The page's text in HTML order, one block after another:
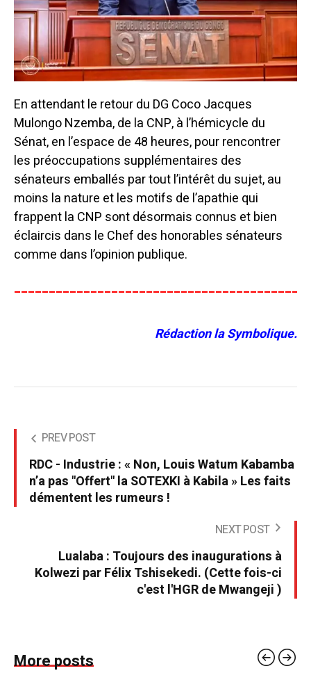
En attendant le retour du DG Coco Jacques
Mulongo Nzemba, de la CNP, à l’hémicycle du
Sénat, en l’espace de 48 heures, pour rencontrer
les préoccupations supplémentaires des
sénateurs emballés par tout l’intérêt du sujet, au
moins la nature et les motifs de l’apathie qui
frappent la CNP sont désormais connus et bien
éclaircis dans le Chef des honorables sénateurs
comme dans l’opinion publique.
Rédaction la Symbolique.
PREV POST
RDC - Industrie : « Non, Louis Watum Kabamba
n’a pas "Offert" la SOTEXKI à Kabila » Les faits
démentent les rumeurs !
NEXT POST
Lualaba : Toujours des inaugurations à
Kolwezi par Félix Tshisekedi. (Cette fois-ci
c'est l'HGR de Mwangeji )
More posts